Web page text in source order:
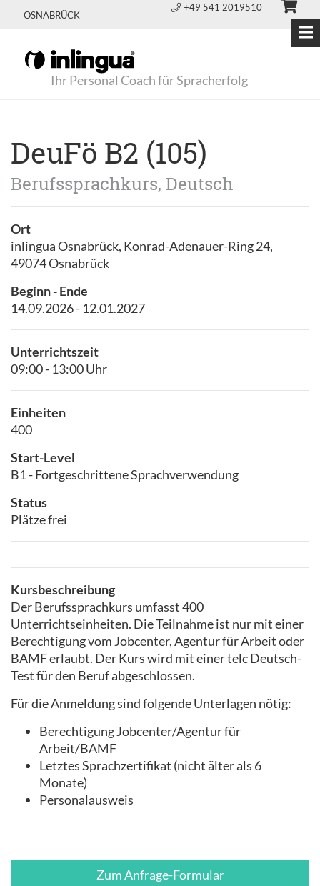
OSNABRÜCK
+49 541 2019510
Ihr Personal Coach für Spracherfolg
DeuFö B2 (105)
Berufssprachkurs, Deutsch
Ort
inlingua Osnabrück, Konrad-Adenauer-Ring 24,
49074 Osnabrück
Beginn - Ende
14.09.2026 - 12.01.2027
Unterrichtszeit
09:00 - 13:00 Uhr
Einheiten
400
Start-Level
B1 - Fortgeschrittene Sprachverwendung
Status
Plätze frei
Kursbeschreibung
Der Berufssprachkurs umfasst 400
Unterrichtseinheiten. Die Teilnahme ist nur mit einer
Berechtigung vom Jobcenter, Agentur für Arbeit oder
BAMF erlaubt. Der Kurs wird mit einer telc Deutsch-
Test für den Beruf abgeschlossen.
Für die Anmeldung sind folgende Unterlagen nötig:
Berechtigung Jobcenter/Agentur für
Arbeit/BAMF
Letztes Sprachzertifikat (nicht älter als 6
Monate)
Personalausweis
Zum Anfrage-Formular